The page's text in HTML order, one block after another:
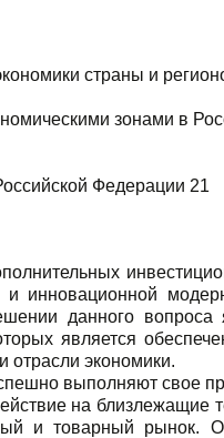
страны и
зонами в
Федерации 21
инновационной
данного вопроса
является
отрасли экономики.
выполняют свое
на близлежащие
и товарный рынок.